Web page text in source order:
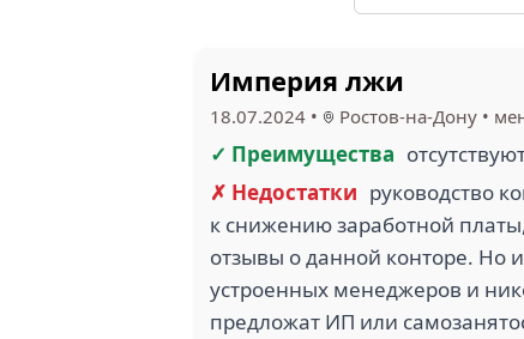
Империя лжи
18.07.2024 • Ростов-на-Дону •
✓ Преимущества
✗ Недостатки руководство
к снижению заработной
отзывы о данной конторе. Но
устроенных менеджеров и
предложат ИП или